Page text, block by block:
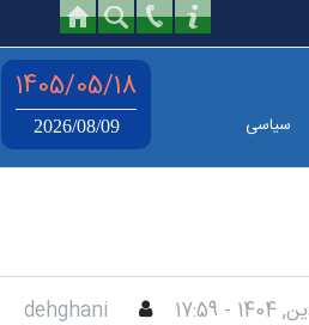
سیاسی
1405/05/18
2026/08/09
dehghani